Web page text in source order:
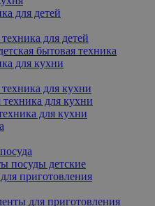
для детей
для детей
бытовая техника
для кухни
для кухни
для кухни
для кухни
посуды детские
приготовления
для приготовления